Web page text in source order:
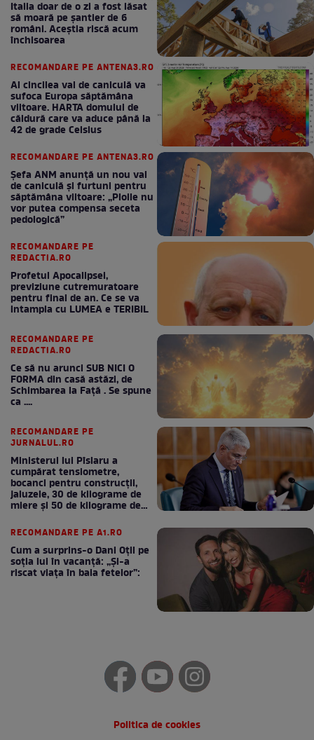
Italia doar de o zi a fost lăsat
să moară pe şantier de 6
români. Aceștia riscă acum
închisoarea
RECOMANDARE PE ANTENA3.RO
Al cincilea val de caniculă va
sufoca Europa săptămâna
viitoare. HARTA domului de
căldură care va aduce până la
42 de grade Celsius
RECOMANDARE PE ANTENA3.RO
Șefa ANM anunță un nou val
de caniculă și furtuni pentru
săptămâna viitoare: „Ploile nu
vor putea compensa seceta
pedologică”
RECOMANDARE PE
REDACTIA.RO
Profetul Apocalipsei,
previziune cutremuratoare
pentru final de an. Ce se va
intampla cu LUMEA e TERIBIL
RECOMANDARE PE
REDACTIA.RO
Ce să nu arunci SUB NICI O
FORMA din casă astăzi, de
Schimbarea la Față . Se spune
ca ....
RECOMANDARE PE
JURNALUL.RO
Ministerul lui Pîslaru a
cumpărat tensiometre,
bocanci pentru construcții,
jaluzele, 30 de kilograme de
miere și 50 de kilograme de
RECOMANDARE PE A1.RO
Cum a surprins-o Dani Oțil pe
soția lui în vacanță: „Și-a
riscat viața în baia fetelor”:
Politica de cookies